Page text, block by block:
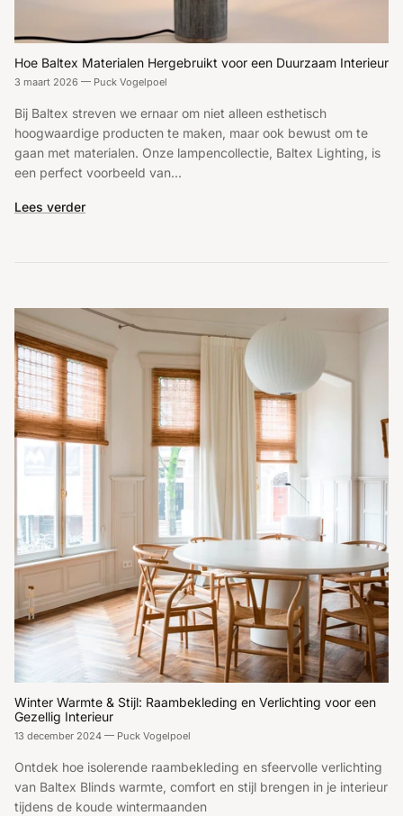
Hoe Baltex Materialen Hergebruikt voor een Duurzaam Interieur
3 maart 2026 — Puck Vogelpoel
Bij Baltex streven we ernaar om niet alleen esthetisch
hoogwaardige producten te maken, maar ook bewust om te
gaan met materialen. Onze lampencollectie, Baltex Lighting, is
een perfect voorbeeld van...
Lees verder
Winter Warmte & Stijl: Raambekleding en Verlichting voor een
Gezellig Interieur
13 december 2024 — Puck Vogelpoel
Ontdek hoe isolerende raambekleding en sfeervolle verlichting
van Baltex Blinds warmte, comfort en stijl brengen in je interieur
tijdens de koude wintermaanden